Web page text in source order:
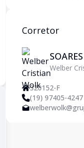
Corretor
Welber
320152-F
(19) 97405-4247